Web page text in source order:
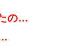
の…